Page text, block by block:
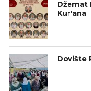
Džemat
Kur'ana
Dovište